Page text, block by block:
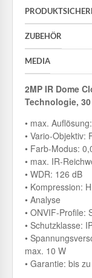
ZUBEHÖR
MEDIA
2MP IR Dome
Technologie,
• max.
• Vario-Objektiv:
• Farb-Modus:
• max. IR-
• WDR: 126 dB
• Kompression:
• Analyse
• ONVIF-Profile:
• Schutzklasse:
•
max. 10 W
• Garantie: bis